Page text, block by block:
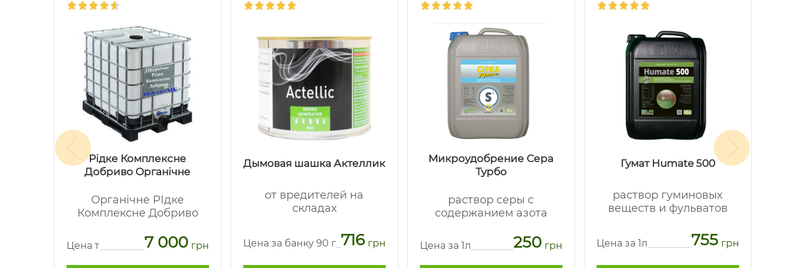
Рідке Комплексне
Добриво Органічне
Органічне РІдке
Комплексне Добриво
Цена т 7 000 грн
Дымовая шашка Актеллик
от вредителей на
складах
Цена за банку 90 г 716 грн
Микроудобрение Сера
Турбо
раствор серы с
содержанием азота
Цена за 1л 250 грн
Гумат Humate 500
раствор гуминовых
веществ и фульватов
Цена за 1л 755 грн